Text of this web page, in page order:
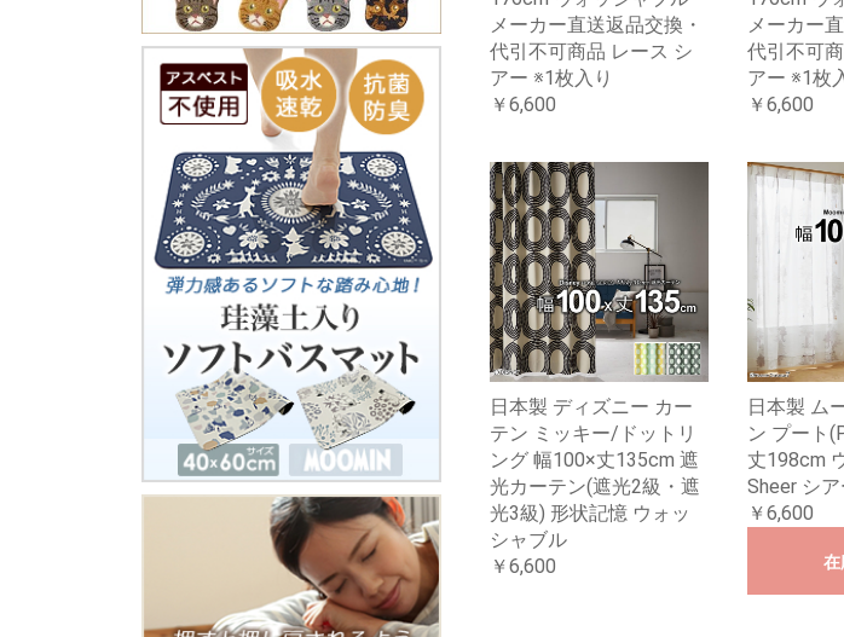
メーカー直送返品交換・
代引不可商品 レース シ
アー ※1枚入り
￥6,600
メーカー
代引不可
アー ※1枚
￥6,600
日本製 ディズニー カー
テン ミッキー/ドットリ
ング 幅100×丈135cm 遮
光カーテン(遮光2級・遮
光3級) 形状記憶 ウォッ
シャブル
￥6,600
日本製 ム
ン プート
丈198cm
Sheer シア
￥6,600
在